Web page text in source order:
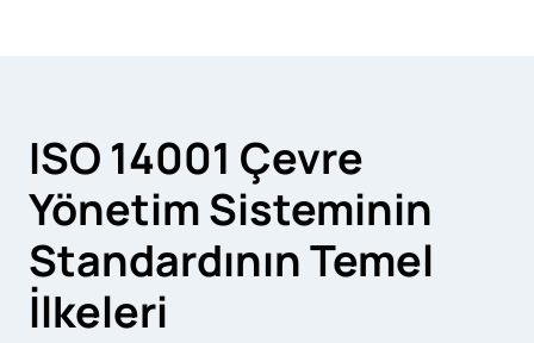
ISO 14001 Çevre
Yönetim Sisteminin
Standardının Temel
İlkeleri